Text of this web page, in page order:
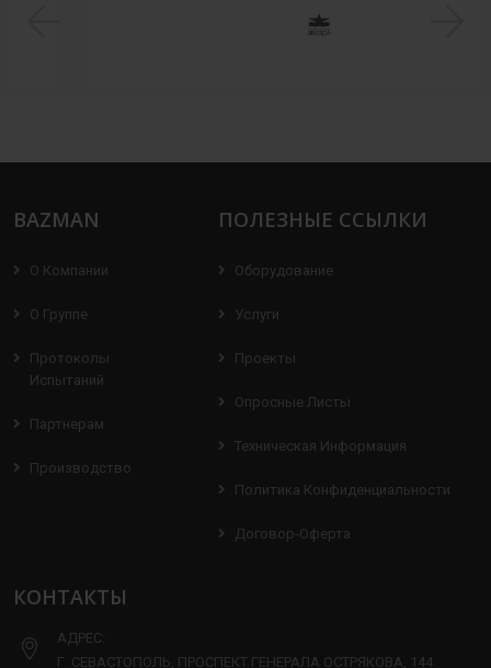
BAZMAN
О Компании
О Группе
Протоколы
Испытаний
Партнерам
Производство
ПОЛЕЗНЫЕ ССЫЛКИ
Оборудование
Услуги
Проекты
Опросные Листы
Техническая Информация
Политика Конфиденциальности
Договор-Оферта
КОНТАКТЫ
АДРЕС:
Г. СЕВАСТОПОЛЬ, ПРОСПЕКТ ГЕНЕРАЛА ОСТРЯКОВА, 144